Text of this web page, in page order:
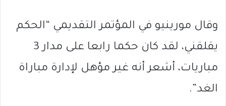
وقال مورينيو في المؤتمر التقديمي “الحكم
يقلقني، لقد كان حكما رابعا على مدار 3
مباريات، أشعر أنه غير مؤهل لإدارة مباراة
الغد”.